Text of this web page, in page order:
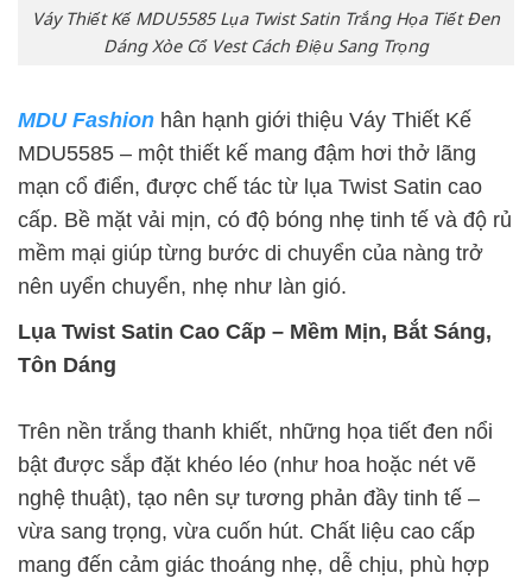
Váy Thiết Kế MDU5585 Lụa Twist Satin Trắng Họa Tiết Đen
Dáng Xòe Cổ Vest Cách Điệu Sang Trọng
MDU Fashion hân hạnh giới thiệu Váy Thiết Kế
MDU5585 – một thiết kế mang đậm hơi thở lãng
mạn cổ điển, được chế tác từ lụa Twist Satin cao
cấp. Bề mặt vải mịn, có độ bóng nhẹ tinh tế và độ rủ
mềm mại giúp từng bước di chuyển của nàng trở
nên uyển chuyển, nhẹ như làn gió.
Lụa Twist Satin Cao Cấp – Mềm Mịn, Bắt Sáng,
Tôn Dáng
Trên nền trắng thanh khiết, những họa tiết đen nổi
bật được sắp đặt khéo léo (như hoa hoặc nét vẽ
nghệ thuật), tạo nên sự tương phản đầy tinh tế –
vừa sang trọng, vừa cuốn hút. Chất liệu cao cấp
mang đến cảm giác thoáng nhẹ, dễ chịu, phù hợp